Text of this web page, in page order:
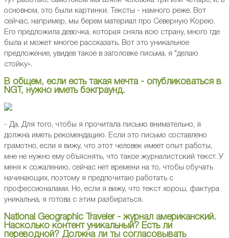
основном, это были картинки. Тексты - намного реже. Вот
сейчас, например, мы берем материал про Северную Корею.
Его предложила девочка, которая сняла всю страну, много где
была и может многое рассказать. Вот это уникальное
предложение, увидев такое в заголовке письма, я "делаю
стойку».
В общем, если есть такая мечта - опубликоваться в
NGT, нужно иметь бэкграунд.
- Да. Для того, чтобы я прочитала письмо внимательно, я
должна иметь рекомендацию. Если это письмо составлено
грамотно, если я вижу, что этот человек имеет опыт работы,
мне не нужно ему объяснять, что такое журналистский текст. У
меня к сожалению, сейчас нет времени на то, чтобы обучать
начинающих, поэтому я предпочитаю работать с
профессионалами. Но, если я вижу, что текст хорош, фактура
уникальна, я готова с этим разбираться.
National Geographic Traveler - журнал американский.
Насколько контент уникальный? Есть ли
переводной? Должна ли ты согласовывать